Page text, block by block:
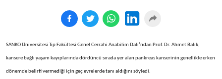
SANKO Üniversitesi Tıp Fakültesi Genel Cerrahi Anabilim Dalı’ndan Prof. Dr. Ahmet Balık,
kansere bağlı yaşam kayıplarında dördüncü sırada yer alan pankreas kanserinin genellikle erken
dönemde belirti vermediği için geç evrelerde tanı aldığını söyledi.